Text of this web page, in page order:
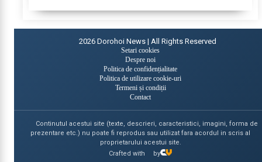
2026 Dorohoi News | All Rights Reserved
Setari cookies
Despre noi
Politica de confidențialitate
Politica de utilizare cookie-uri
Termeni și condiții
Contact
Continutul acestui site (texte, descrieri, caracteristici, imagini, forma de
prezentare etc.) nu poate fi reprodus sau utilizat fara acordul in scris al
proprietarului acestui site.
Crafted with
by